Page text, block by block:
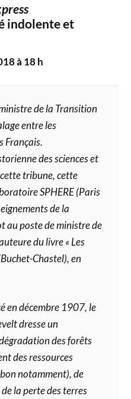
indolente et
à 18 h
de la Transition
entre les
Français.
des sciences et
tribune, cette
SPHERE (Paris
de la
au poste de ministre de
du livre « Les
Chastel), en
en décembre 1907, le
dresse un
des forêts
des ressources
notamment), de
la perte des terres